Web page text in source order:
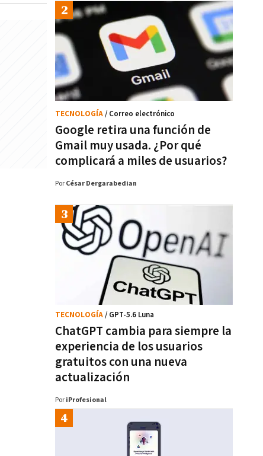
Google retira una función de
Gmail muy usada. ¿Por qué
complicará a miles de usuarios?
TECNOLOGÍA/ Correo electrónico
Por César Dergarabedian
ChatGPT cambia para siempre la
experiencia de los usuarios
gratuitos con una nueva
actualización
TECNOLOGÍA/ GPT-5.6 Luna
Por iProfesional